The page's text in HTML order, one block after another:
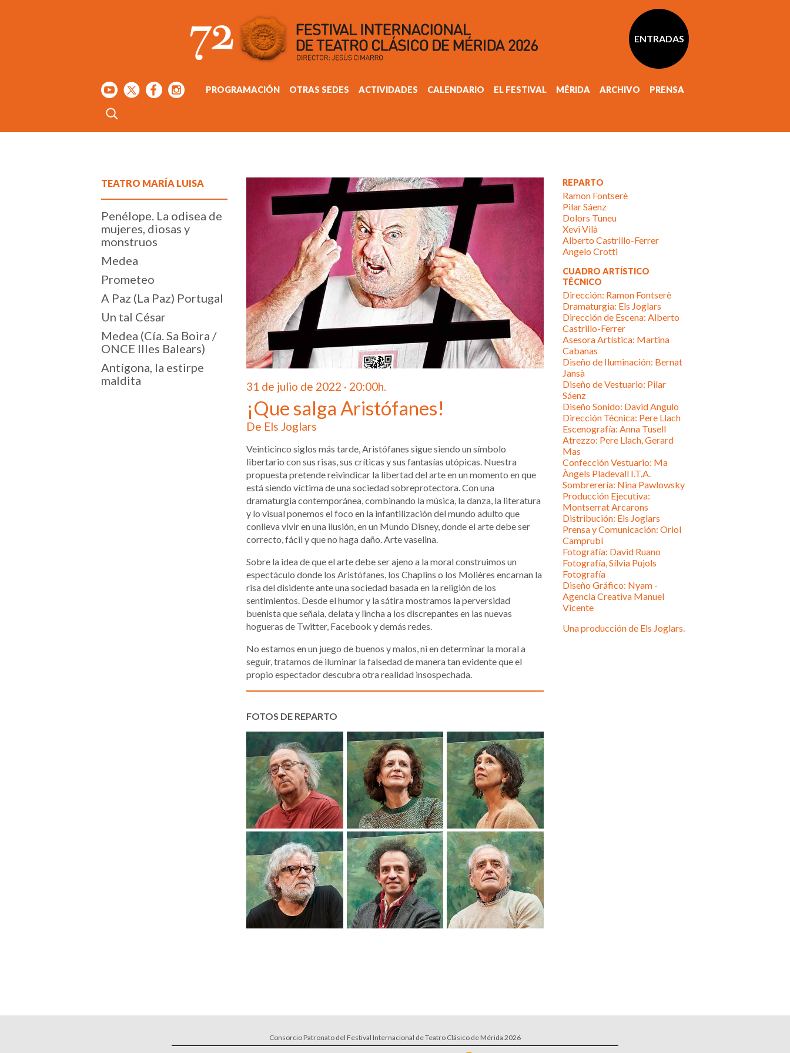
ENTRADAS
PROGRAMACIÓN OTRAS SEDES ACTIVIDADES CALENDARIO EL FESTIVAL MÉRIDA ARCHIVO PRENSA
TEATRO MARÍA LUISA
Penélope. La odisea de
mujeres, diosas y
monstruos
Medea
Prometeo
A Paz (La Paz) Portugal
Un tal César
Medea (Cía. Sa Boira /
ONCE Illes Balears)
Antígona, la estirpe
maldita
31 de julio de 2022 · 20:00h.
¡Que salga Aristófanes!
De Els Joglars
Veinticinco siglos más tarde, Aristófanes sigue siendo un símbolo
libertario con sus risas, sus críticas y sus fantasías utópicas. Nuestra
propuesta pretende reivindicar la libertad del arte en un momento en que
está siendo víctima de una sociedad sobreprotectora. Con una
dramaturgia contemporánea, combinando la música, la danza, la literatura
y lo visual ponemos el foco en la infantilización del mundo adulto que
conlleva vivir en una ilusión, en un Mundo Disney, donde el arte debe ser
correcto, fácil y que no haga daño. Arte vaselina.
Sobre la idea de que el arte debe ser ajeno a la moral construimos un
espectáculo donde los Aristófanes, los Chaplins o los Molières encarnan la
risa del disidente ante una sociedad basada en la religión de los
sentimientos. Desde el humor y la sátira mostramos la perversidad
buenista que señala, delata y lincha a los discrepantes en las nuevas
hogueras de Twitter, Facebook y demás redes.
No estamos en un juego de buenos y malos, ni en determinar la moral a
seguir, tratamos de iluminar la falsedad de manera tan evidente que el
propio espectador descubra otra realidad insospechada.
FOTOS DE REPARTO
REPARTO
Ramon Fontserè
Pilar Sáenz
Dolors Tuneu
Xevi Vilà
Alberto Castrillo-Ferrer
Angelo Crotti
CUADRO ARTÍSTICO
TÉCNICO
Dirección: Ramon Fontserè
Dramaturgia: Els Joglars
Dirección de Escena: Alberto
Castrillo-Ferrer
Asesora Artística: Martina
Cabanas
Diseño de Iluminación: Bernat
Jansà
Diseño de Vestuario: Pilar
Sáenz
Diseño Sonido: David Angulo
Dirección Técnica: Pere Llach
Escenografía: Anna Tusell
Atrezzo: Pere Llach, Gerard
Mas
Confección Vestuario: Ma
Àngels Pladevall I.T.A.
Sombrerería: Nina Pawlowsky
Producción Ejecutiva:
Montserrat Arcarons
Distribución: Els Joglars
Prensa y Comunicación: Oriol
Camprubí
Fotografía: David Ruano
Fotografía, Sílvia Pujols
Fotografía
Diseño Gráfico: Nyam -
Agencia Creativa Manuel
Vicente
Una producción de Els Joglars.
Consorcio Patronato del Festival Internacional de Teatro Clásico de Mérida 2026